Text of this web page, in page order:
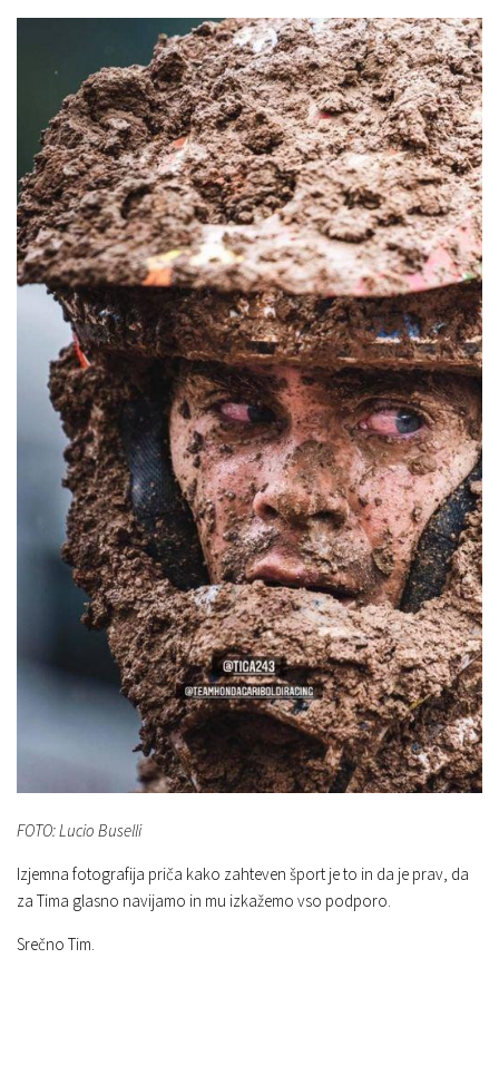
FOTO: Lucio Buselli
Izjemna fotografija priča kako zahteven šport je to in da je prav, da
za Tima glasno navijamo in mu izkažemo vso podporo.
Srečno Tim.